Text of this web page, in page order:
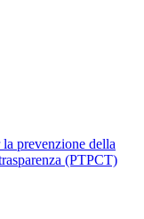
prevenzione della
(PTPCT)